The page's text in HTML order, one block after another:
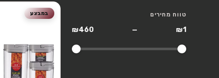
טווח מחירים
₪1
—
₪460
במבצע